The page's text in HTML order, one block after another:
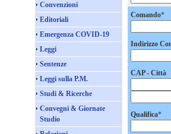
Convenzioni
Editoriali
Emergenza COVID-19
Leggi
Sentenze
Leggi sulla P.M.
Studi & Ricerche
Convegni & Giornate
Studio
Comando*
Indirizzo
CAP - Città
Qualifica*